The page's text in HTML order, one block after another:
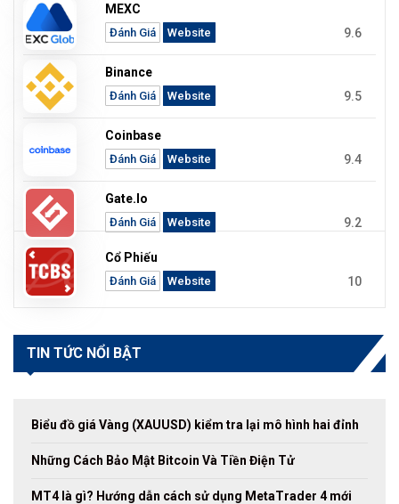
MEXC
Đánh Giá Website 9.6
Binance
Đánh Giá Website 9.5
Coinbase
Đánh Giá Website 9.4
Gate.io
Đánh Giá Website 9.2
Cổ Phiếu
Đánh Giá Website 10
TIN TỨC NỔI BẬT
Biểu đồ giá Vàng (XAUUSD) kiểm tra lại mô hình hai đỉnh
Những Cách Bảo Mật Bitcoin Và Tiền Điện Tử
MT4 là gì? Hướng dẫn cách sử dụng MetaTrader 4 mới